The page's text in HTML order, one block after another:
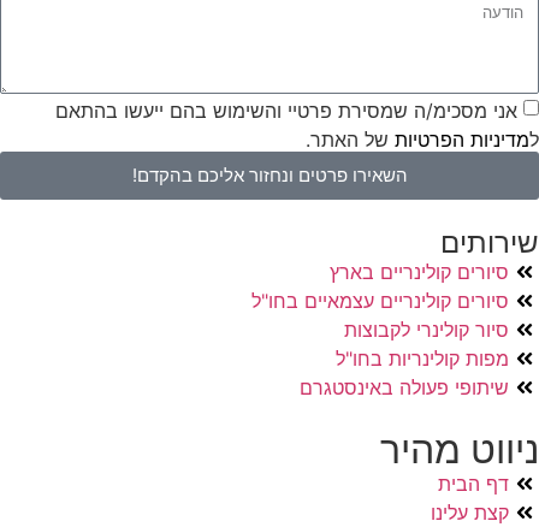
אני מסכימ/ה שמסירת פרטיי והשימוש בהם ייעשו בהתאם
למדיניות הפרטיות של האתר.
השאירו פרטים ונחזור אליכם בהקדם!
שירותים
סיורים קולינריים בארץ
סיורים קולינריים עצמאיים בחו"ל
סיור קולינרי לקבוצות
מפות קולינריות בחו"ל
שיתופי פעולה באינסטגרם
ניווט מהיר
דף הבית
קצת עלינו